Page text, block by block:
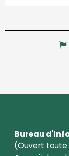
Bureau
(Ouvert toute